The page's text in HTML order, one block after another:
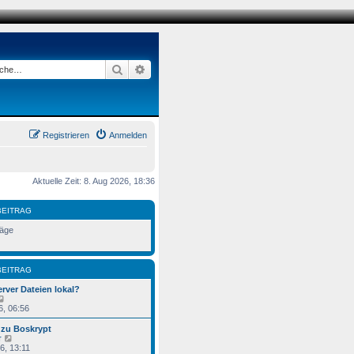
Suche
Anmelden
Registrieren
Aktuelle Zeit: 8. Aug 2026, 18:36
Dateien lokal?
e
u
e
s
t
06:56
zu Boskrypt
e
13:11